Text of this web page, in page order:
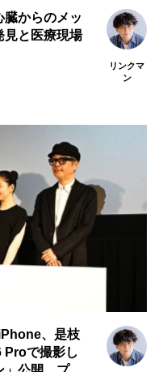
からのメッ
見と医療現場
リンクマ
ン
、是枝
Proで撮影し